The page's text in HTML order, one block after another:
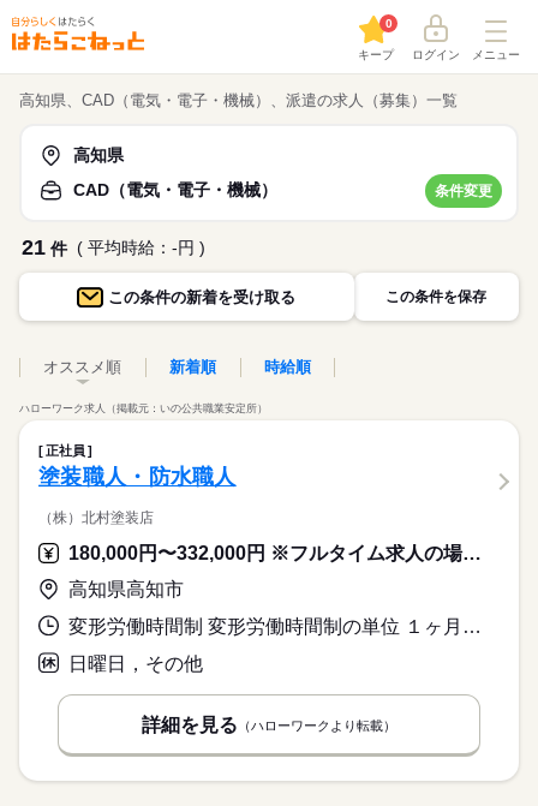
キープ
0
ログイン メニュー
高知県、CAD（電気・電子・機械）、派遣の求人（募集）一覧
高知県
CAD（電気・電子・機械）
条件変更
21 件 ( 平均時給：-円 )
この条件の新着を受け取る この条件を保存
オススメ順 新着順 時給順
ハローワーク求人（掲載元：いの公共職業安定所）
正社員
塗装職人・防水職人
（株）北村塗装店
180,000円〜332,000円 ※フルタイム求人の場合は月額（換算額）、パート求人の場合は時間額を表示しています。
高知県高知市
変形労働時間制 変形労働時間制の単位 １ヶ月単位 就業時間１ 8時00分〜17時00分
日曜日，その他
詳細を見る （ハローワークより転載）